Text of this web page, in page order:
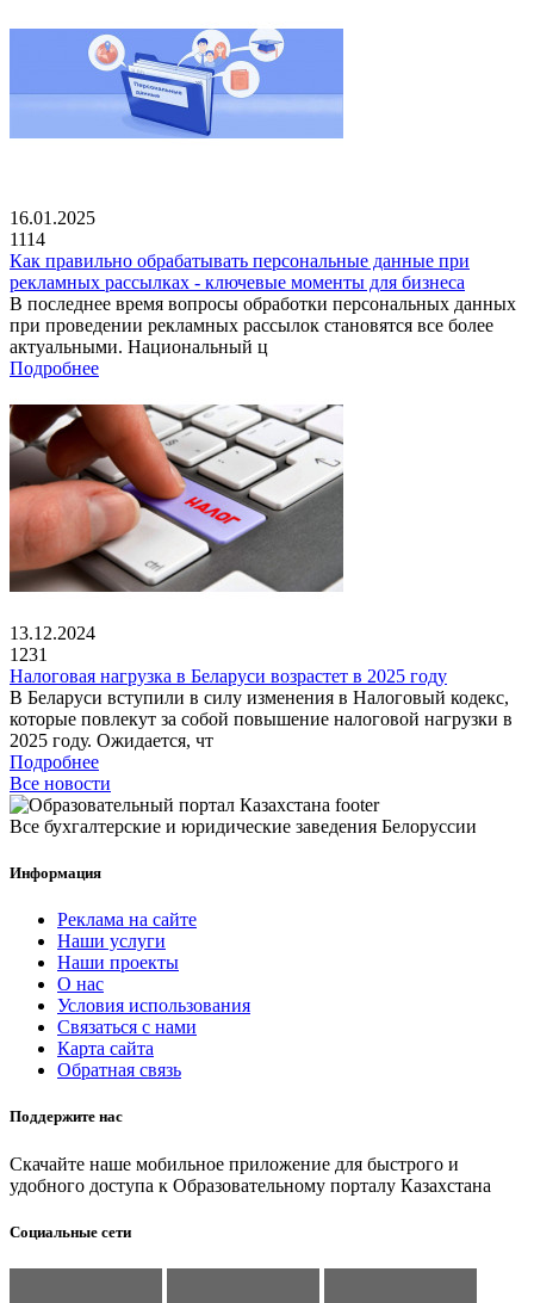
16.01.2025
1114
Как правильно обрабатывать персональные данные при
рекламных рассылках - ключевые моменты для бизнеса
В последнее время вопросы обработки персональных данных
при проведении рекламных рассылок становятся все более
актуальными. Национальный ц
Подробнее
13.12.2024
1231
Налоговая нагрузка в Беларуси возрастет в 2025 году
В Беларуси вступили в силу изменения в Налоговый кодекс,
которые повлекут за собой повышение налоговой нагрузки в
2025 году. Ожидается, чт
Подробнее
Все новости
Все бухгалтерские и юридические заведения Белоруссии
Информация
Реклама на сайте
Наши услуги
Наши проекты
О нас
Условия использования
Связаться с нами
Карта сайта
Обратная связь
Поддержите нас
Скачайте наше мобильное приложение для быстрого и
удобного доступа к Образовательному порталу Казахстана
Социальные сети